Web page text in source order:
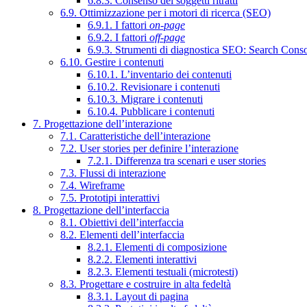
6.9. Ottimizzazione per i motori di ricerca (SEO)
6.9.1. I fattori on-page
6.9.2. I fattori off-page
6.9.3. Strumenti di diagnostica SEO: Search
6.10. Gestire i contenuti
6.10.1. L’inventario dei contenuti
6.10.2. Revisionare i contenuti
6.10.3. Migrare i contenuti
6.10.4. Pubblicare i contenuti
7. Progettazione dell’interazione
7.1. Caratteristiche dell’interazione
7.2. User stories per definire l’interazione
7.2.1. Differenza tra scenari e user stories
7.3. Flussi di interazione
7.4. Wireframe
7.5. Prototipi interattivi
8. Progettazione dell’interfaccia
8.1. Obiettivi dell’interfaccia
8.2. Elementi dell’interfaccia
8.2.1. Elementi di composizione
8.2.2. Elementi interattivi
8.2.3. Elementi testuali (microtesti)
8.3. Progettare e costruire in alta fedeltà
8.3.1. Layout di pagina